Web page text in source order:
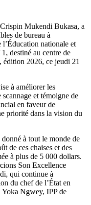
Mukendi Bukasa, a
de bureau à
nationale et
destiné au centre de
édition 2026, ce jeudi 21
à améliorer les
et témoigne de
en faveur de
priorité dans la vision du
à tout le monde de
de ces chaises et des
à plus de 5 000 dollars.
Son Excellence
qui continue à
du chef de l’État en
Yoka Ngwey, IPP de